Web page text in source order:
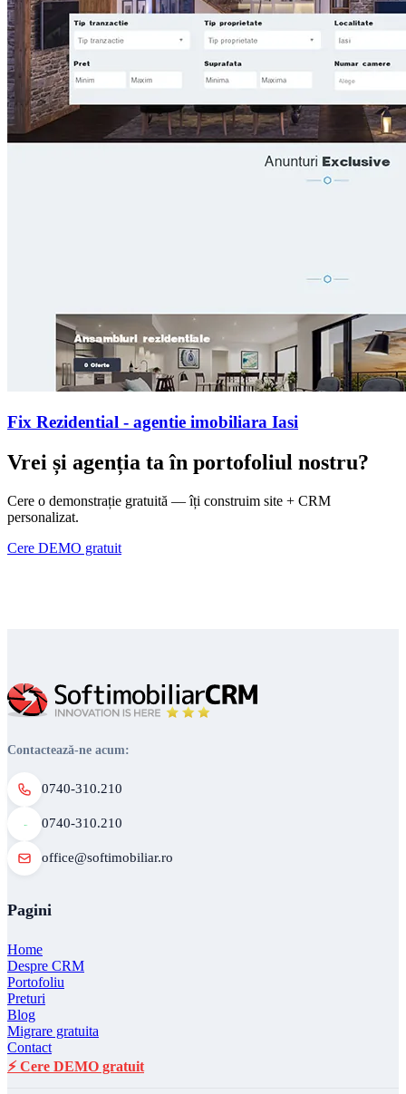
Fix Rezidential - agentie imobiliara Iasi
Vrei și agenția ta în portofoliul nostru?
Cere o demonstrație gratuită — îți construim site + CRM
personalizat.
Cere DEMO gratuit
Contactează-ne acum:
0740-310.210
0740-310.210
office@softimobiliar.ro
Pagini
Home
Despre CRM
Portofoliu
Preturi
Blog
Migrare gratuita
Contact
⚡ Cere DEMO gratuit